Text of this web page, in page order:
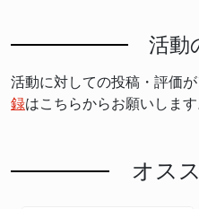
活動
活動に対しての投稿・評価が
録はこちらからお願いします
オス